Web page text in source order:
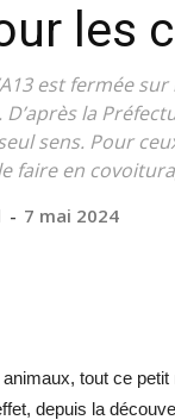
les
est fermée
la
sens. Pour
faire en
- 7 mai 2024
tout ce
depuis la